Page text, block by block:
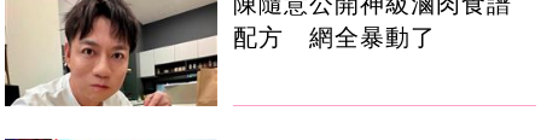
配方 網全暴動了